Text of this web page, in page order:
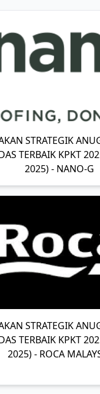
STRATEGIK
TERBAIK KPKT
2025) - NANO-G
STRATEGIK
TERBAIK KPKT
2025) - ROCA